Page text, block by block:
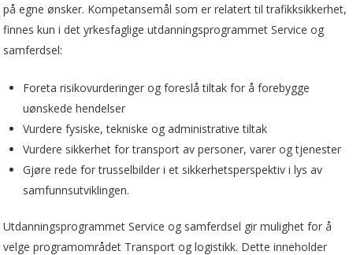
på egne ønsker. Kompetansemål som er relatert til trafikksikkerhet,
finnes kun i det yrkesfaglige utdanningsprogrammet Service og
samferdsel:
Foreta risikovurderinger og foreslå tiltak for å forebygge
uønskede hendelser
Vurdere fysiske, tekniske og administrative tiltak
Vurdere sikkerhet for transport av personer, varer og tjenester
Gjøre rede for trusselbilder i et sikkerhetsperspektiv i lys av
samfunnsutviklingen.
Utdanningsprogrammet Service og samferdsel gir mulighet for å
velge programområdet Transport og logistikk. Dette inneholder